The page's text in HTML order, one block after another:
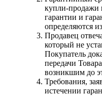
купли-продажи
гарантии и
определяются
Продавец
который не
Покупатель
передачи
возникшим до
Требования,
истечении